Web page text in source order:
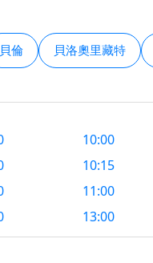
貝倫 貝洛奧里藏特
10:00
10:15
11:00
13:00